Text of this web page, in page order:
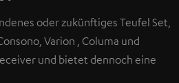
oder zukünftiges Teufel Set,
Varion , Columa und
und bietet dennoch eine